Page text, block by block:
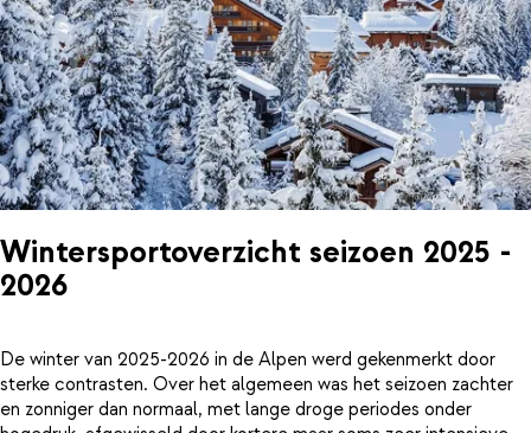
Wintersportoverzicht seizoen 2025 -
2026
De winter van 2025-2026 in de Alpen werd gekenmerkt door
sterke contrasten. Over het algemeen was het seizoen zachter
en zonniger dan normaal, met lange droge periodes onder